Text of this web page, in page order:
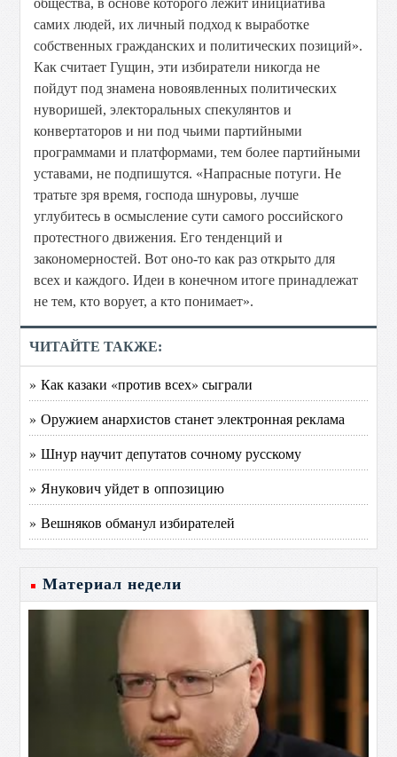
общества, в основе которого лежит инициатива
самих людей, их личный подход к выработке
собственных гражданских и политических позиций».
Как считает Гущин, эти избиратели никогда не
пойдут под знамена новоявленных политических
нуворишей, электоральных спекулянтов и
конвертаторов и ни под чьими партийными
программами и платформами, тем более партийными
уставами, не подпишутся. «Напрасные потуги. Не
тратьте зря время, господа шнуровы, лучше
углубитесь в осмысление сути самого российского
протестного движения. Его тенденций и
закономерностей. Вот оно-то как раз открыто для
всех и каждого. Идеи в конечном итоге принадлежат
не тем, кто ворует, а кто понимает».
ЧИТАЙТЕ ТАКЖЕ:
» Как казаки «против всех» сыграли
» Оружием анархистов станет электронная реклама
» Шнур научит депутатов сочному русскому
» Янукович уйдет в оппозицию
» Вешняков обманул избирателей
Материал недели